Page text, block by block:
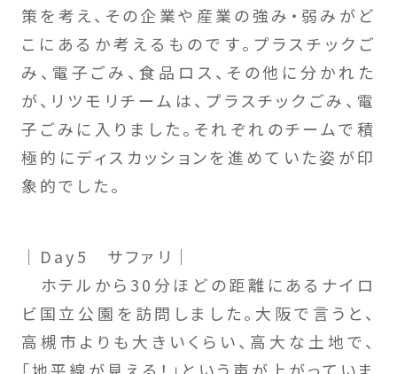
策を考え、その企業や産業の強み・弱みがど
こにあるか考えるものです。プラスチックご
み、電子ごみ、食品ロス、その他に分かれた
が、リツモリチームは、プラスチックごみ、電
子ごみに入りました。それぞれのチームで積
極的にディスカッションを進めていた姿が印
象的でした。
｜Day5 サファリ｜
ホテルから30分ほどの距離にあるナイロ
ビ国立公園を訪問しました。大阪で言うと、
高槻市よりも大きいくらい、高大な土地で、